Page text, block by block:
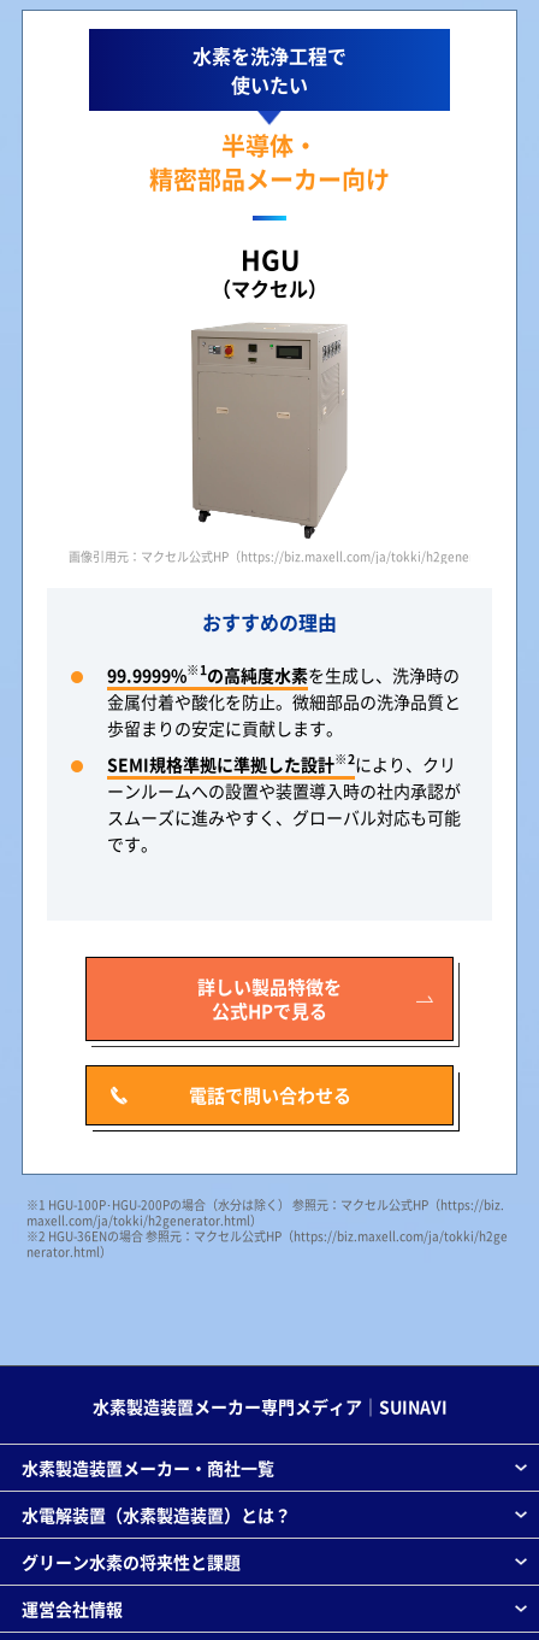
水素を洗浄工程で
使いたい
半導体・
精密部品メーカー向け
HGU
（マクセル）
画像引用元：マクセル公式HP（https://biz.maxell.com/ja/tokki/h2generator.html
おすすめの理由
99.9999%※1の高純度水素を生成し、洗浄時の
金属付着や酸化を防止。微細部品の洗浄品質と
歩留まりの安定に貢献します。
SEMI規格準拠に準拠した設計※2により、クリ
ーンルームへの設置や装置導入時の社内承認が
スムーズに進みやすく、グローバル対応も可能
です。
詳しい製品特徴を
公式HPで見る
電話で問い合わせる
※1 HGU-100P･HGU-200Pの場合（水分は除く） 参照元：マクセル公式HP （https://biz.
maxell.com/ja/tokki/h2generator.html）
※2 HGU-36ENの場合 参照元：マクセル公式HP （https://biz.maxell.com/ja/tokki/h2ge
nerator.html）
水素製造装置メーカー専門メディア｜SUINAVI
水素製造装置メーカー・商社一覧
水電解装置（水素製造装置）とは？
グリーン水素の将来性と課題
運営会社情報